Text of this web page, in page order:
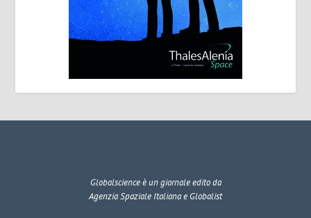
Globalscienceè un giornale edito da
Agenzia Spaziale Italiana e Globalist